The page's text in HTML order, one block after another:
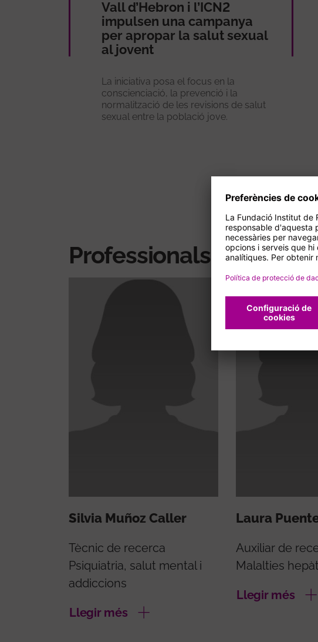
Vall d’Hebron i l’ICN2
impulsen una campanya
per apropar la salut sexual
al jovent
La iniciativa posa el focus en la
conscienciació, la prevenció i la
normalització de les revisions de salut
sexual entre la població jove.
Professionals
Silvia Muñoz Caller
Tècnic de recerca
Psiquiatria, salut mental i
addiccions
Llegir més
Laura
Auxiliar de
Malalties
Llegir més